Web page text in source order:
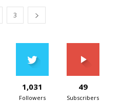
3
1,031
Followers
49
Subscribers